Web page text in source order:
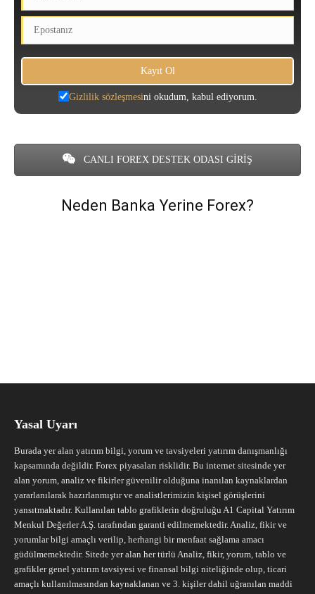
Gizlilik sözleşmesini okudum, kabul ediyorum.
CANLI FOREX DESTEK ODASI GİRİŞ
Neden Banka Yerine Forex?
Yasal Uyarı
Burada yer alan yatırım bilgi, yorum ve tavsiyeleri yatırım danışmanlığı
kapsamında değildir. Forex piyasaları risklidir. Bu internet sitesinde yer
alan yorum, analiz ve fikirler güvenilir olduğuna inanılan kaynaklardan
yararlanılarak hazırlanmıştır ve analistlerimizin kişisel görüşlerini
yansıtmaktadır. Kullanılan tablo grafiklerin doğruluğu A1 Capital Yatırım
Menkul Değerler A.Ş. tarafından garanti edilmemektedir. Analiz, fikir ve
yorumlar bilgi amaçlı verilip, herhangi bir menfaat sağlama amacı
güdülmemektedir. Sitede yer alan her türlü Analiz, fikir, yorum, tablo ve
grafikler genel yatırım tavsiyesi ve finansal bilgi niteliğinde olup, ticari
amaçlı kullanılmasından kaynaklanan ve 3. kişiler dahil uğranılan maddi